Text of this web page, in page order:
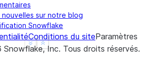
Show less
See more
sur notre blog
Snowflake
Conditions du siteParamètres
Snowflake, Inc. Tous droits réservés.